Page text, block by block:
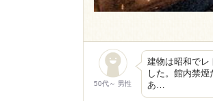
50代～ 男性
建物は昭和でレ
した。館内禁
あ…